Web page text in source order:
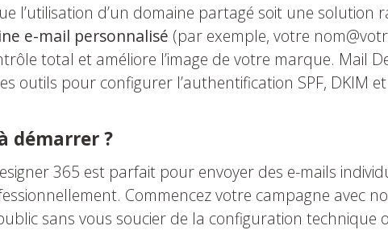
l’utilisation d’un domaine partagé soit une solution
e-mail personnalisé (par exemple, votre
total et améliore l’image de votre marque. Mail
outils pour configurer l’authentification SPF, DKIM
démarrer ?
365 est parfait pour envoyer des e-mails
Commencez votre campagne avec
sans vous soucier de la configuration technique